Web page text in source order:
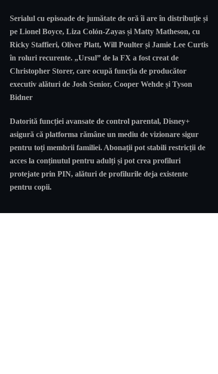
Serialul cu episoade de jumătate de oră îi are în distribuție și
pe Lionel Boyce, Liza Colón-Zayas și Matty Matheson, cu
Ricky Staffieri, Oliver Platt, Will Poulter și Jamie Lee Curtis
în roluri recurente. „Ursul” de la FX a fost creat de
Christopher Storer, care ocupă funcția de producător
executiv alături de Josh Senior, Cooper Wehde și Tyson
Bidner
Datorită funcției avansate de control parental, Disney+
asigură că platforma rămâne un mediu de vizionare sigur
pentru toți membrii familiei. Abonații pot stabili restricții de
acces la conținutul pentru adulți și pot crea profiluri
protejate prin PIN, alături de profilurile deja existente
pentru copii.